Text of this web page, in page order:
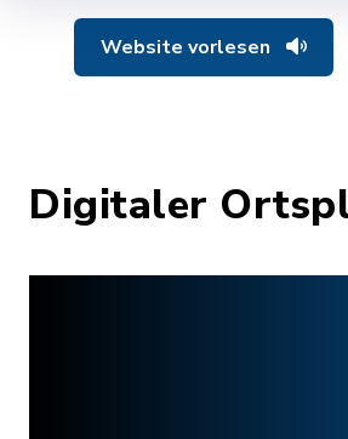
Website vorlesen
Digitaler